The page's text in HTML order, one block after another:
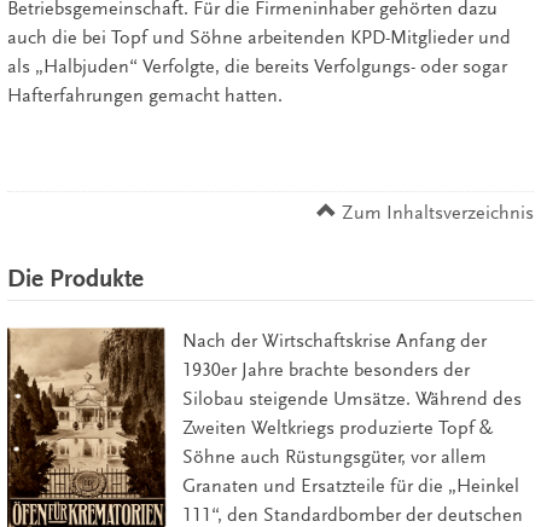
Betriebsgemeinschaft. Für die Firmeninhaber gehörten dazu
auch die bei Topf und Söhne arbeitenden KPD-Mitglieder und
als „Halbjuden“ Verfolgte, die bereits Verfolgungs- oder sogar
Hafterfahrungen gemacht hatten.
Zum Inhaltsverzeichnis
Die Produkte
Nach der Wirtschaftskrise Anfang der
1930er Jahre brachte besonders der
Silobau steigende Umsätze. Während des
Zweiten Weltkriegs produzierte Topf &
Söhne auch Rüstungsgüter, vor allem
Granaten und Ersatzteile für die „Heinkel
111“, den Standardbomber der deutschen